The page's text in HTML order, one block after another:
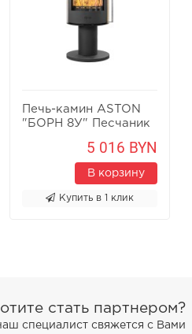
Печь-камин ASTON
"БОРН 8У" Песчаник
5 016 BYN
В корзину
Купить в 1 клик
стать партнером?
специалист свяжется с Вами